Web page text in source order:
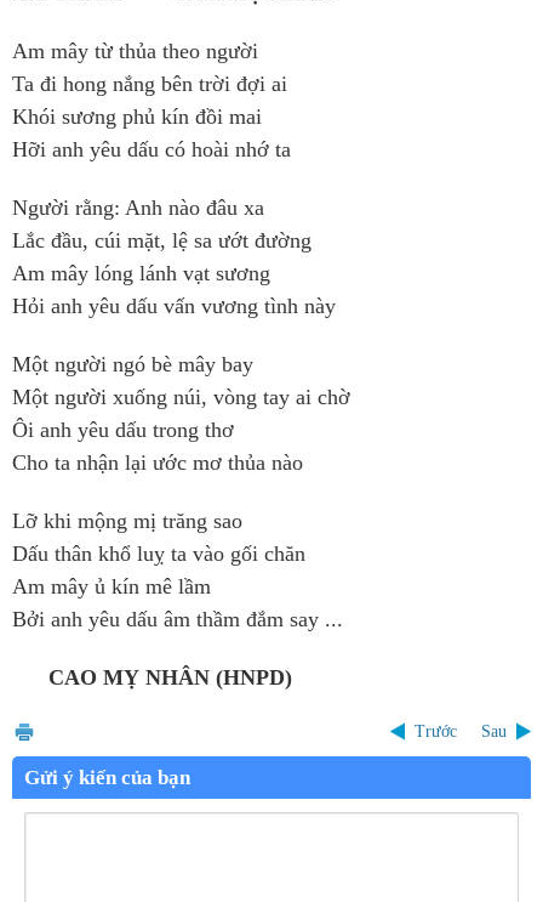
Am mây từ thủa theo người
Ta đi hong nắng bên trời đợi ai
Khói sương phủ kín đồi mai
Hỡi anh yêu dấu có hoài nhớ ta
Người rằng: Anh nào đâu xa
Lắc đầu, cúi mặt, lệ sa ướt đường
Am mây lóng lánh vạt sương
Hỏi anh yêu dấu vấn vương tình này
Một người ngó bè mây bay
Một người xuống núi, vòng tay ai chờ
Ôi anh yêu dấu trong thơ
Cho ta nhận lại ước mơ thủa nào
Lỡ khi mộng mị trăng sao
Dấu thân khổ luỵ ta vào gối chăn
Am mây ủ kín mê lầm
Bởi anh yêu dấu âm thầm đắm say ...
CAO MỴ NHÂN (HNPD)
Trước Sau
Gửi ý kiến của bạn